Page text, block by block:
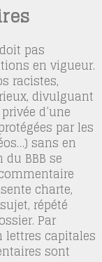
pas
en vigueur.
racistes,
divulguant
d’une
par les
sans en
BBB se
charte,
répété
Par
capitales
sont